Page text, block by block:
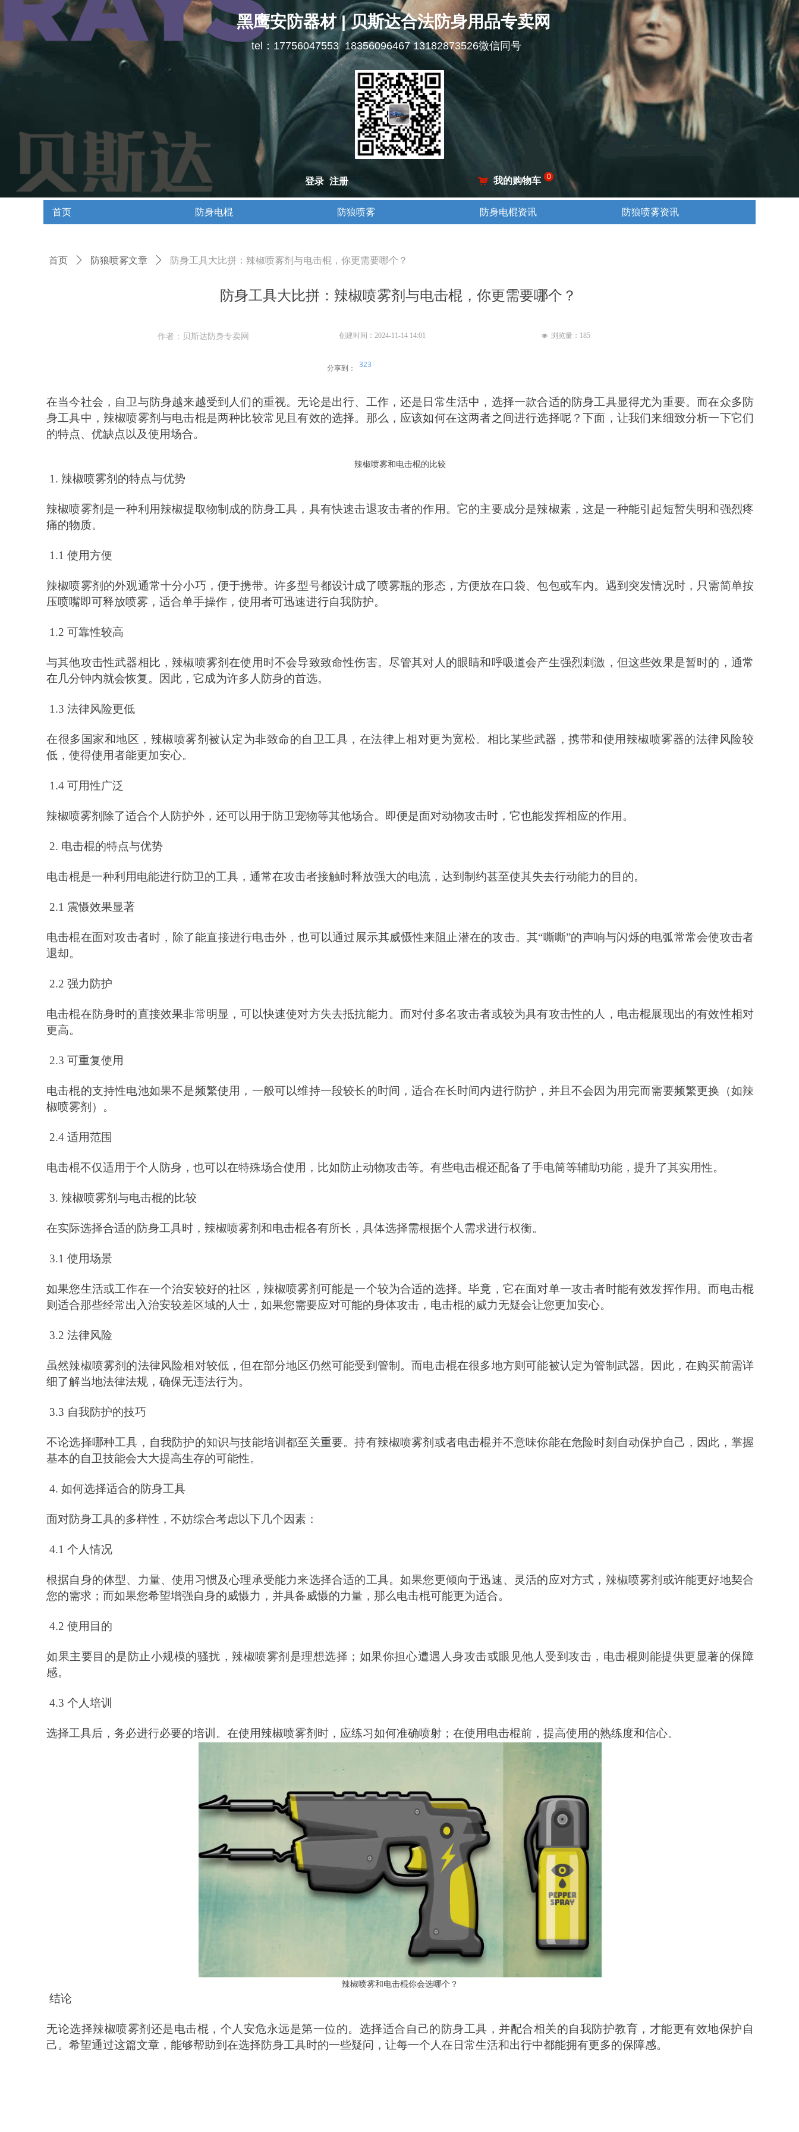
首页 防身电棍 防狼喷雾 防身电棍资讯 防狼喷雾资讯
黑鹰安防器材 | 贝斯达合法防身用品专卖网
낙 我的购物车 0
登录 注册
tel：17756047553 18356096467 13182873526微信同号
防身工具大比拼：辣椒喷雾剂与电击棍，你更需要哪个？
在当今社会，自卫与防身越来越受到人们的重视。无论是出行、工作，还是日常生活中，选择一款合适的防身工具显得尤为重要。而在众多防
身工具中，辣椒喷雾剂与电击棍是两种比较常见且有效的选择。那么，应该如何在这两者之间进行选择呢？下面，让我们来细致分析一下它们
的特点、优缺点以及使用场合。
辣椒喷雾和电击棍的比较
1. 辣椒喷雾剂的特点与优势
辣椒喷雾剂是一种利用辣椒提取物制成的防身工具，具有快速击退攻击者的作用。它的主要成分是辣椒素，这是一种能引起短暂失明和强烈疼
痛的物质。
1.1 使用方便
辣椒喷雾剂的外观通常十分小巧，便于携带。许多型号都设计成了喷雾瓶的形态，方便放在口袋、包包或车内。遇到突发情况时，只需简单按
压喷嘴即可释放喷雾，适合单手操作，使用者可迅速进行自我防护。
1.2 可靠性较高
与其他攻击性武器相比，辣椒喷雾剂在使用时不会导致致命性伤害。尽管其对人的眼睛和呼吸道会产生强烈刺激，但这些效果是暂时的，通常
在几分钟内就会恢复。因此，它成为许多人防身的首选。
1.3 法律风险更低
在很多国家和地区，辣椒喷雾剂被认定为非致命的自卫工具，在法律上相对更为宽松。相比某些武器，携带和使用辣椒喷雾器的法律风险较
低，使得使用者能更加安心。
1.4 可用性广泛
辣椒喷雾剂除了适合个人防护外，还可以用于防卫宠物等其他场合。即便是面对动物攻击时，它也能发挥相应的作用。
2. 电击棍的特点与优势
电击棍是一种利用电能进行防卫的工具，通常在攻击者接触时释放强大的电流，达到制约甚至使其失去行动能力的目的。
2.1 震慑效果显著
电击棍在面对攻击者时，除了能直接进行电击外，也可以通过展示其威慑性来阻止潜在的攻击。其“嘶嘶”的声响与闪烁的电弧常常会使攻击者
退却。
2.2 强力防护
电击棍在防身时的直接效果非常明显，可以快速使对方失去抵抗能力。而对付多名攻击者或较为具有攻击性的人，电击棍展现出的有效性相对
更高。
2.3 可重复使用
电击棍的支持性电池如果不是频繁使用，一般可以维持一段较长的时间，适合在长时间内进行防护，并且不会因为用完而需要频繁更换（如辣
椒喷雾剂）。
2.4 适用范围
电击棍不仅适用于个人防身，也可以在特殊场合使用，比如防止动物攻击等。有些电击棍还配备了手电筒等辅助功能，提升了其实用性。
3. 辣椒喷雾剂与电击棍的比较
在实际选择合适的防身工具时，辣椒喷雾剂和电击棍各有所长，具体选择需根据个人需求进行权衡。
3.1 使用场景
如果您生活或工作在一个治安较好的社区，辣椒喷雾剂可能是一个较为合适的选择。毕竟，它在面对单一攻击者时能有效发挥作用。而电击棍
则适合那些经常出入治安较差区域的人士，如果您需要应对可能的身体攻击，电击棍的威力无疑会让您更加安心。
3.2 法律风险
虽然辣椒喷雾剂的法律风险相对较低，但在部分地区仍然可能受到管制。而电击棍在很多地方则可能被认定为管制武器。因此，在购买前需详
细了解当地法律法规，确保无违法行为。
3.3 自我防护的技巧
不论选择哪种工具，自我防护的知识与技能培训都至关重要。持有辣椒喷雾剂或者电击棍并不意味你能在危险时刻自动保护自己，因此，掌握
基本的自卫技能会大大提高生存的可能性。
4. 如何选择适合的防身工具
面对防身工具的多样性，不妨综合考虑以下几个因素：
4.1 个人情况
根据自身的体型、力量、使用习惯及心理承受能力来选择合适的工具。如果您更倾向于迅速、灵活的应对方式，辣椒喷雾剂或许能更好地契合
您的需求；而如果您希望增强自身的威慑力，并具备威慑的力量，那么电击棍可能更为适合。
4.2 使用目的
如果主要目的是防止小规模的骚扰，辣椒喷雾剂是理想选择；如果你担心遭遇人身攻击或眼见他人受到攻击，电击棍则能提供更显著的保障
感。
4.3 个人培训
选择工具后，务必进行必要的培训。在使用辣椒喷雾剂时，应练习如何准确喷射；在使用电击棍前，提高使用的熟练度和信心。
辣椒喷雾和电击棍你会选哪个？
结论
无论选择辣椒喷雾剂还是电击棍，个人安危永远是第一位的。选择适合自己的防身工具，并配合相关的自我防护教育，才能更有效地保护自
己。希望通过这篇文章，能够帮助到在选择防身工具时的一些疑问，让每一个人在日常生活和出行中都能拥有更多的保障感。
分享到： 323
创建时间： 2024-11-14 14:01
首页 ꄲ 防狼喷雾文章 ꄲ 防身工具大比拼：辣椒喷雾剂与电击棍，你更需要哪个？
作者：贝斯达防身专卖网 넶 浏览量： 185